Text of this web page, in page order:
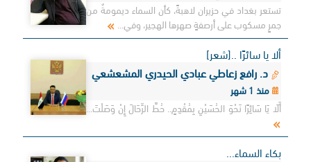
تستعر بغداد في حزيران لاهبةً، كأن السماء ديمومةٌ من
جمرٍ مسكوب على أرصفةٍ صهرها الهجير، وفي...
ألا يا سائرًا ..[شعر]
د. رافع زعاطي عبادي الحيدري المشعشعي
منذ 1 شهر
أَلَا يَا سَائِرًا نَحْوَ الحُسَيْنِ بِمُقْدِمٍ.. حُطَّ الرِّحَالَ إِنْ وَصَلْتَ...
بكاء السماء...